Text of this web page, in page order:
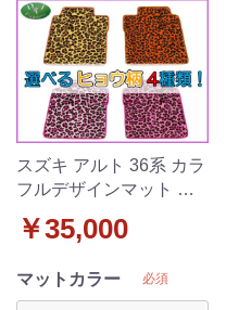
スズキ アルト 36系 カラ
フルデザインマット フ
ャロル
￥35,000
マットカラー 必須